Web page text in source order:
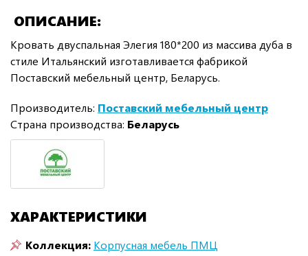
ОПИСАНИЕ
Кровать двуспальная Элегия 180*200 из массива дуба в
стиле Итальянский изготавливается фабрикой
Поставский мебельный центр, Беларусь.
Производитель: Поставский мебельный центр
Страна производства: Беларусь
ХАРАКТЕРИСТИКИ
Коллекция: Корпусная мебель ПМЦ